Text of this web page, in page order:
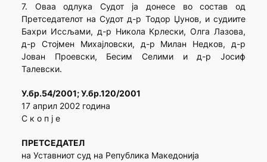
7. Оваа одлука Судот ја донесе во состав од
Претседателот на Судот д-р Тодор Џунов, и судиите
Бахри Иссљами, д-р Никола Крлески, Олга Лазова,
д-р Стојмен Михајловски, д-р Милан Недков, д-р
Јован Проевски, Бесим Селими и д-р Јосиф
Талевски.
У.бр.54/2001; У.бр.120/2001
17 април 2002 година
С к о п ј е
ПРЕТСЕДАТЕЛ
на Уставниот суд на Република Македонија